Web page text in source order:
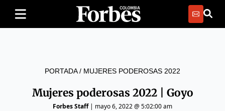
PORTADA/ MUJERES PODEROSAS 2022
Mujeres poderosas 2022 | Goyo
Forbes Staff| mayo 6, 2022 @ 5:02:00 am